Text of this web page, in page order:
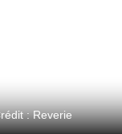
: Reverie